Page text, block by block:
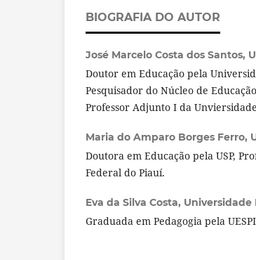
BIOGRAFIA DO AUTOR
José Marcelo Costa dos Santos,
Doutor em Educação pela
Pesquisador do Núcleo de
Professor Adjunto I da
Maria do Amparo Borges Ferro,
Doutora em Educação pela USP,
Federal do Piauí.
Eva da Silva Costa, Universidade
Graduada em Pedagogia pela